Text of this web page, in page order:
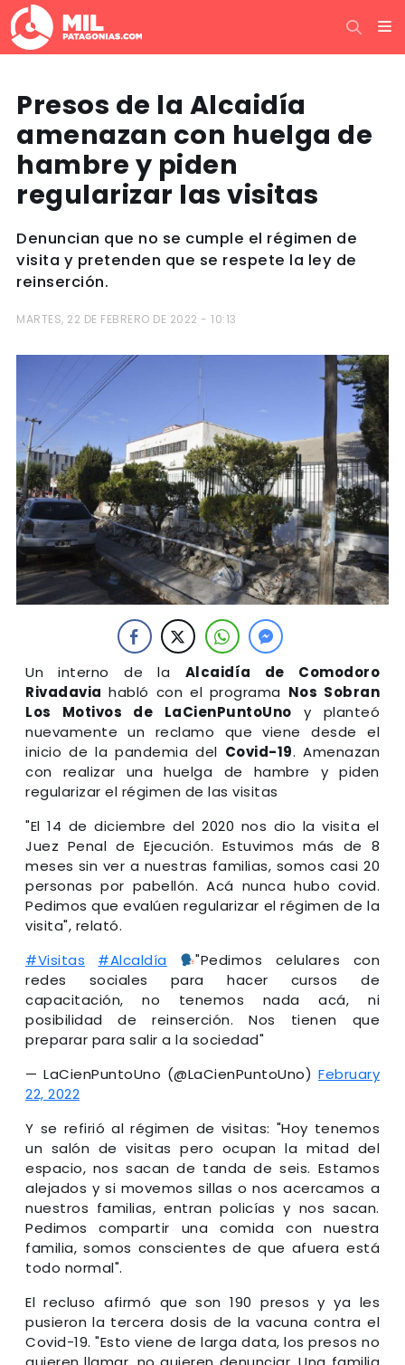
Presos de la Alcaidía
amenazan con huelga de
hambre y piden
regularizar las visitas
Denuncian que no se cumple el régimen de
visita y pretenden que se respete la ley de
reinserción.
MARTES, 22 DE FEBRERO DE 2022 - 10:13
Un interno de la Alcaidía de Comodoro
Rivadavia habló con el programa Nos Sobran
Los Motivos de LaCienPuntoUno y planteó
nuevamente un reclamo que viene desde el
inicio de la pandemia del Covid-19. Amenazan
con realizar una huelga de hambre y piden
regularizar el régimen de las visitas
"El 14 de diciembre del 2020 nos dio la visita el
Juez Penal de Ejecución. Estuvimos más de 8
meses sin ver a nuestras familias, somos casi 20
personas por pabellón. Acá nunca hubo covid.
Pedimos que evalúen regularizar el régimen de la
visita", relató.
#Visitas
#Alcaldía
"Pedimos celulares con
redes sociales para hacer cursos de
capacitación, no tenemos nada acá, ni
posibilidad de reinserción. Nos tienen que
preparar para salir a la sociedad"
— LaCienPuntoUno (@LaCienPuntoUno) February
22, 2022
Y se refirió al régimen de visitas: "Hoy tenemos
un salón de visitas pero ocupan la mitad del
espacio, nos sacan de tanda de seis. Estamos
alejados y si movemos sillas o nos acercamos a
nuestros familias, entran policías y nos sacan.
Pedimos compartir una comida con nuestra
familia, somos conscientes de que afuera está
todo normal".
El recluso afirmó que son 190 presos y ya les
pusieron la tercera dosis de la vacuna contra el
Covid-19. "Esto viene de larga data, los presos no